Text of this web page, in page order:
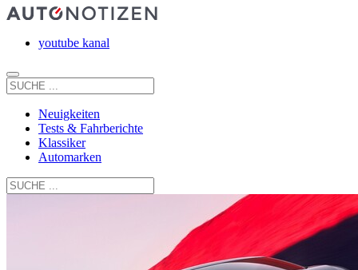
youtube kanal
Neuigkeiten
Tests & Fahrberichte
Klassiker
Automarken